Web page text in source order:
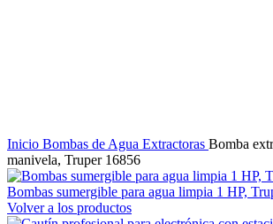
Inicio Bombas de Agua Extractoras Bomba
manivela, Truper 16856
Bombas sumergible para agua limpia 1 HP,
Volver a los productos